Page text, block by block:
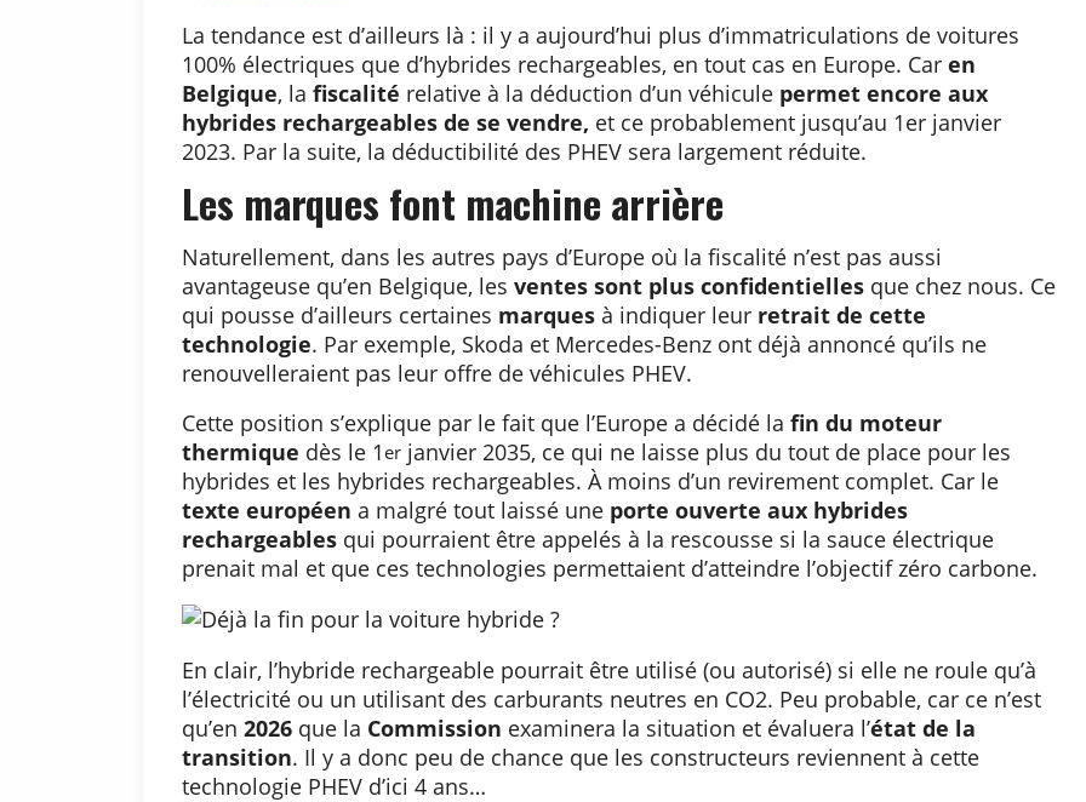
La tendance est d’ailleurs là : il y a aujourd’hui plus d’immatriculations de voitures
100% électriques que d’hybrides rechargeables, en tout cas en Europe. Car en
Belgique, la fiscalité relative à la déduction d’un véhicule permet encore aux
hybrides rechargeables de se vendre, et ce probablement jusqu’au 1er janvier
2023. Par la suite, la déductibilité des PHEV sera largement réduite.
Les marques font machine arrière
Naturellement, dans les autres pays d’Europe où la fiscalité n’est pas aussi
avantageuse qu’en Belgique, les ventes sont plus confidentielles que chez nous. Ce
qui pousse d’ailleurs certaines marques à indiquer leur retrait de cette
technologie. Par exemple, Skoda et Mercedes-Benz ont déjà annoncé qu’ils ne
renouvelleraient pas leur offre de véhicules PHEV.
Cette position s’explique par le fait que l’Europe a décidé la fin du moteur
thermique dès le 1er janvier 2035, ce qui ne laisse plus du tout de place pour les
hybrides et les hybrides rechargeables. À moins d’un revirement complet. Car le
texte européen a malgré tout laissé une porte ouverte aux hybrides
rechargeables qui pourraient être appelés à la rescousse si la sauce électrique
prenait mal et que ces technologies permettaient d’atteindre l’objectif zéro carbone.
En clair, l’hybride rechargeable pourrait être utilisé (ou autorisé) si elle ne roule qu’à
l’électricité ou un utilisant des carburants neutres en CO2. Peu probable, car ce n’est
qu’en 2026 que la Commission examinera la situation et évaluera l’état de la
transition. Il y a donc peu de chance que les constructeurs reviennent à cette
technologie PHEV d’ici 4 ans…